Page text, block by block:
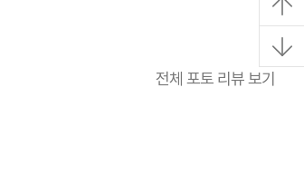
전체 포토 리뷰 보기